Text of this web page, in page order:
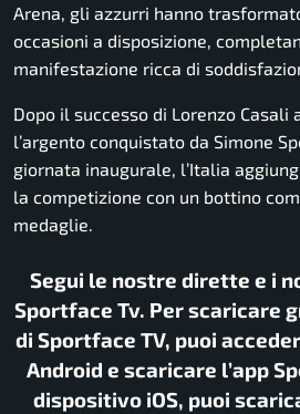
Arena, gli azzurri hanno
occasioni a disposizione,
manifestazione ricca di
Dopo il successo di Lorenzo Casali
l’argento conquistato da Simone
giornata inaugurale, l’Italia
la competizione con un bottino
medaglie.
Segui le nostre dirette e i
Sportface Tv. Per scaricare
di Sportface TV, puoi
Android e scaricare l’app
dispositivo iOS, puoi